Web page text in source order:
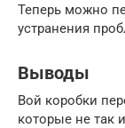
Теперь можно
устранения
Выводы
Вой коробки
которые не так